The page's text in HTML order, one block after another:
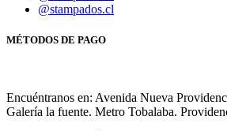
@stampados.cl
MÉTODOS DE PAGO
Encuéntranos en: Avenida Nueva
Galería la fuente. Metro Tobalaba.